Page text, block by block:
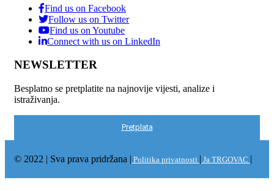
Find us on Facebook
Follow us on Twitter
Find us on Youtube
Connect with us on LinkedIn
NEWSLETTER
Besplatno se pretplatite na najnovije vijesti, analize i
istraživanja.
Pretplata
© 2022 | Sva prava pridržana | Politika privatnosti | Ja TRGOVAC |